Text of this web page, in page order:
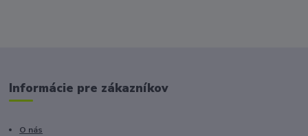
Informácie pre zákazníkov
O nás